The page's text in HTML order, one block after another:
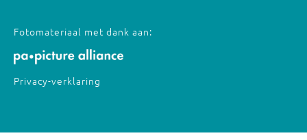
Fotomateriaal met dank aan:
Privacy-verklaring